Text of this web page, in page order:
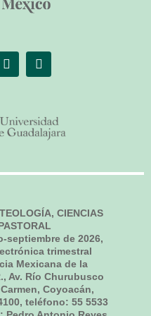
CIENCIAS
septiembre de 2026,
trimestral
Mexicana de la
Av. Río Churubusco
Coyoacán,
teléfono: 55 5533